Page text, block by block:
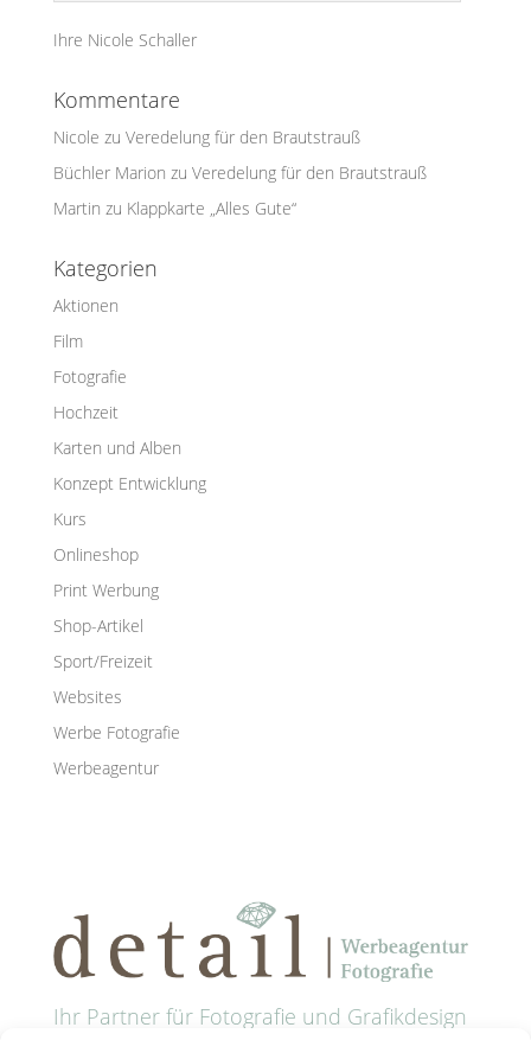
Ihre Nicole Schaller
Kommentare
Nicole zu Veredelung für den Brautstrauß
Büchler Marion zu Veredelung für den Brautstrauß
Martin zu Klappkarte „Alles Gute“
Kategorien
Aktionen
Film
Fotografie
Hochzeit
Karten und Alben
Konzept Entwicklung
Kurs
Onlineshop
Print Werbung
Shop-Artikel
Sport/Freizeit
Websites
Werbe Fotografie
Werbeagentur
Ihr Partner für Fotografie und Grafikdesign